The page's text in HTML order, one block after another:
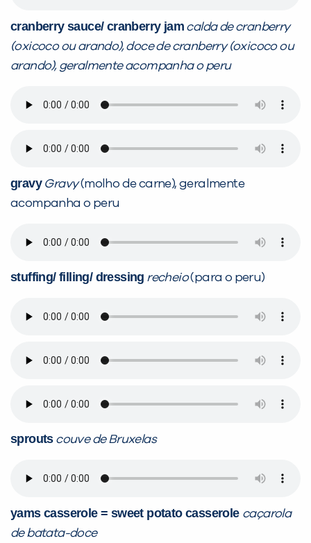
cranberry sauce/ cranberry jam calda de cranberry
(oxicoco ou arando), doce de cranberry (oxicoco ou
arando), geralmente acompanha o peru
gravy Gravy(molho de carne), geralmente
acompanha o peru
stuffing/ filling/ dressing recheio(para o peru)
sprouts couve de Bruxelas
yams casserole = sweet potato casserole caçarola
de batata-doce